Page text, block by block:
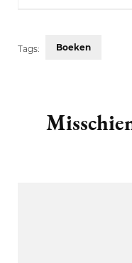
Tags: Boeken
Navigation